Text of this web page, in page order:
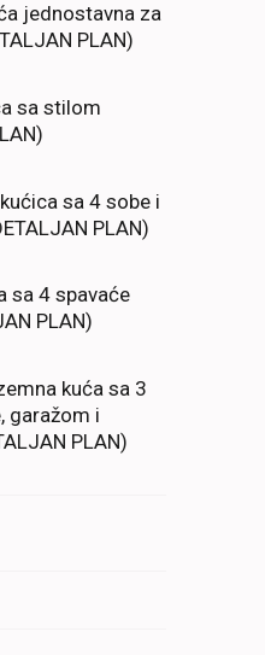
jednostavna za
PLAN)
sa stilom
sa 4 sobe i
PLAN)
sa 4 spavaće
PLAN)
kuća sa 3
garažom i
PLAN)